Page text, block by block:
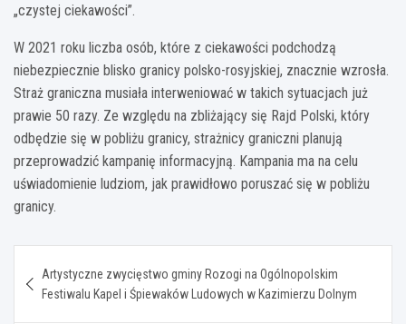
„czystej ciekawości”.
W 2021 roku liczba osób, które z ciekawości podchodzą
niebezpiecznie blisko granicy polsko-rosyjskiej, znacznie wzrosła.
Straż graniczna musiała interweniować w takich sytuacjach już
prawie 50 razy. Ze względu na zbliżający się Rajd Polski, który
odbędzie się w pobliżu granicy, strażnicy graniczni planują
przeprowadzić kampanię informacyjną. Kampania ma na celu
uświadomienie ludziom, jak prawidłowo poruszać się w pobliżu
granicy.
wpisu
Artystyczne zwycięstwo gminy Rozogi na Ogólnopolskim
Festiwalu Kapel i Śpiewaków Ludowych w Kazimierzu Dolnym